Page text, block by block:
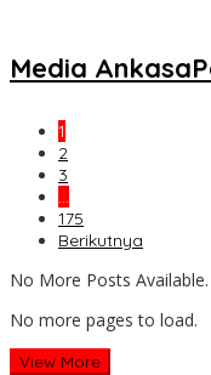
Media
1
2
3
…
175
Berikutnya
No More Posts Available.
No more pages to load.
View More